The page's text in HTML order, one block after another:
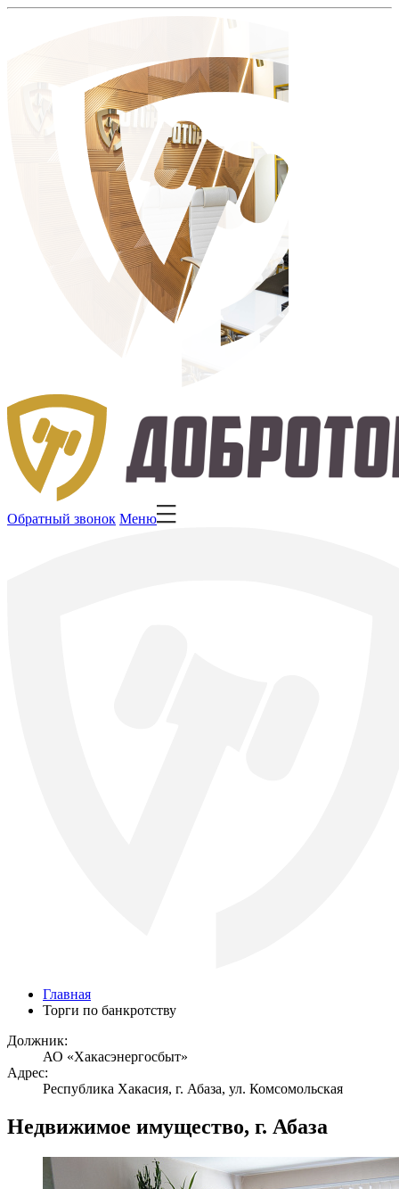
Обратный звонок Меню
Главная
Торги по банкротству
Должник:
АО «Хакасэнергосбыт»
Адрес:
Республика Хакасия, г. Абаза, ул. Комсомольская
Недвижимое имущество, г. Абаза